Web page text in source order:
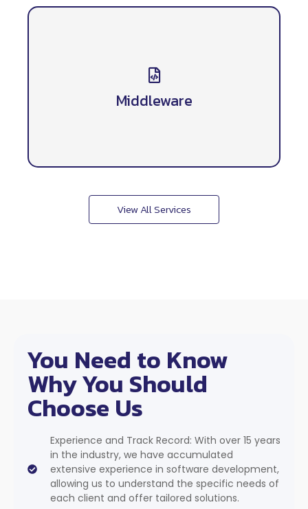
Middleware
Middleware
Developing software that connects different
applications and systems, improving
communication and efficiency.
View All Services
You Need to Know
Why You Should
Choose Us
Experience and Track Record: With over 15 years
in the industry, we have accumulated
extensive experience in software development,
allowing us to understand the specific needs of
each client and offer tailored solutions.